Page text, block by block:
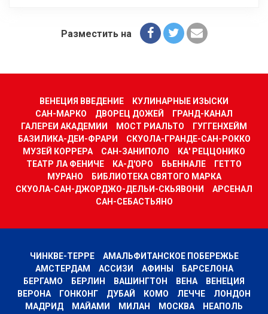
Разместить на
ВЕНЕЦИЯ ВВЕДЕНИЕ
КУЛИНАРНЫЕ ИЗЫСКИ
САН-МАРКО
ДВОРЕЦ ДОЖЕЙ
ГРАНД-КАНАЛ
ГАЛЕРЕИ АКАДЕМИИ
МОСТ РИАЛЬТО
ГУГГЕНХЕЙМ
БАЗИЛИКА-ДЕИ-ФРАРИ
СКУОЛА-ГРАНДЕ-САН-РОККО
МУЗЕЙ КОРРЕРА
САН-ЗАНИПОЛО
КА' РЕЦЦОНИКО
ТЕАТР ЛА ФЕНИЧЕ
КА-Д'ОРО БЬЕННАЛЕ
ГЕТТО
МУРАНО
БИБЛИОТЕКА СВЯТОГО МАРКА
СКУОЛА-САН-ДЖОРДЖО-ДЕЛЬИ-СКЬЯВОНИ
АРСЕНАЛ
САН-СЕБАСТЬЯНО
ЧИНКВЕ-ТЕРРЕ
АМАЛЬФИТАНСКОЕ ПОБЕРЕЖЬЕ
АМСТЕРДАМ
АССИЗИ АФИНЫ
БАРСЕЛОНА
БЕРГАМО
БЕРЛИН ВАШИНГТОН ВЕНА
ВЕНЕЦИЯ
ВЕРОНА
ГОНКОНГ ДУБАЙ КОМО ЛЕЧЧЕ
ЛОНДОН
МАДРИД
МАЙАМИ МИЛАН МОСКВА
НЕАПОЛЬ